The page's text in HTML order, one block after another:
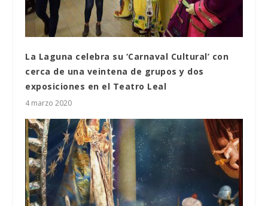
La Laguna celebra su ‘Carnaval Cultural’ con
cerca de una veintena de grupos y dos
exposiciones en el Teatro Leal
4 marzo 2020